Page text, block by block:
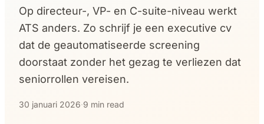
Op directeur-, VP- en C-suite-niveau werkt
ATS anders. Zo schrijf je een executive cv
dat de geautomatiseerde screening
doorstaat zonder het gezag te verliezen dat
seniorrollen vereisen.
30 januari 2026·9 min read